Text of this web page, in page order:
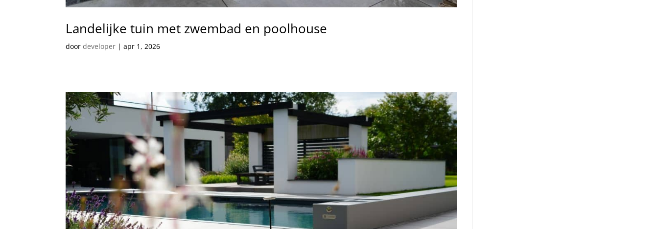
Landelijke tuin met zwembad en poolhouse
doordeveloper |apr 1, 2026